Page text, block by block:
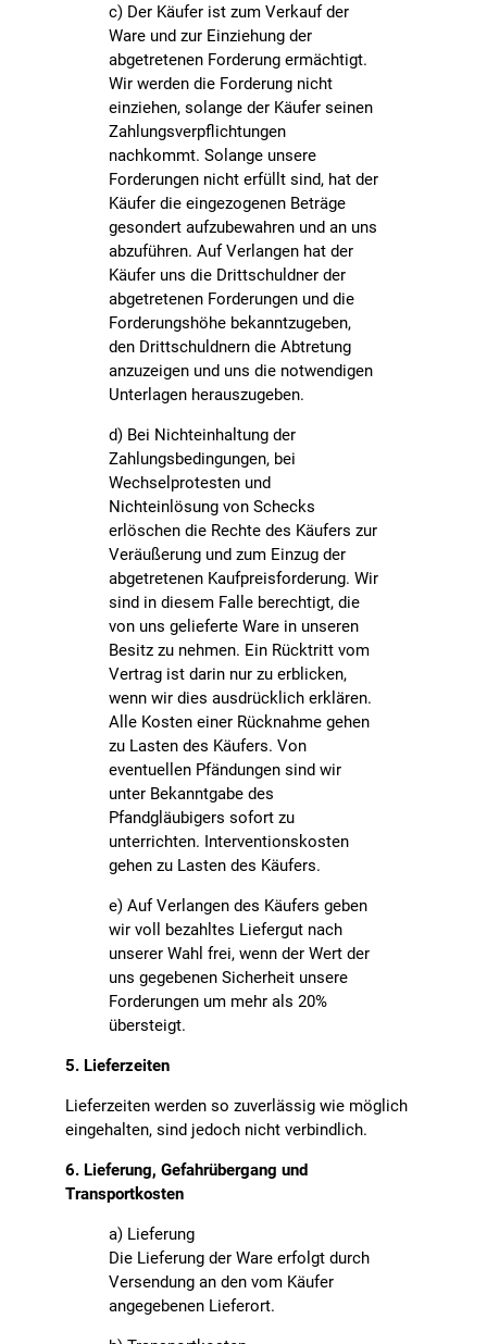
c) Der Käufer ist zum Verkauf der
Ware und zur Einziehung der
abgetretenen Forderung ermächtigt.
Wir werden die Forderung nicht
einziehen, solange der Käufer seinen
Zahlungsverpflichtungen
nachkommt. Solange unsere
Forderungen nicht erfüllt sind, hat der
Käufer die eingezogenen Beträge
gesondert aufzubewahren und an uns
abzuführen. Auf Verlangen hat der
Käufer uns die Drittschuldner der
abgetretenen Forderungen und die
Forderungshöhe bekanntzugeben,
den Drittschuldnern die Abtretung
anzuzeigen und uns die notwendigen
Unterlagen herauszugeben.
d) Bei Nichteinhaltung der
Zahlungsbedingungen, bei
Wechselprotesten und
Nichteinlösung von Schecks
erlöschen die Rechte des Käufers zur
Veräußerung und zum Einzug der
abgetretenen Kaufpreisforderung. Wir
sind in diesem Falle berechtigt, die
von uns gelieferte Ware in unseren
Besitz zu nehmen. Ein Rücktritt vom
Vertrag ist darin nur zu erblicken,
wenn wir dies ausdrücklich erklären.
Alle Kosten einer Rücknahme gehen
zu Lasten des Käufers. Von
eventuellen Pfändungen sind wir
unter Bekanntgabe des
Pfandgläubigers sofort zu
unterrichten. Interventionskosten
gehen zu Lasten des Käufers.
e) Auf Verlangen des Käufers geben
wir voll bezahltes Liefergut nach
unserer Wahl frei, wenn der Wert der
uns gegebenen Sicherheit unsere
Forderungen um mehr als 20%
übersteigt.
5. Lieferzeiten
Lieferzeiten werden so zuverlässig wie möglich
eingehalten, sind jedoch nicht verbindlich.
6. Lieferung, Gefahrübergang und
Transportkosten
a) Lieferung
Die Lieferung der Ware erfolgt durch
Versendung an den vom Käufer
angegebenen Lieferort.